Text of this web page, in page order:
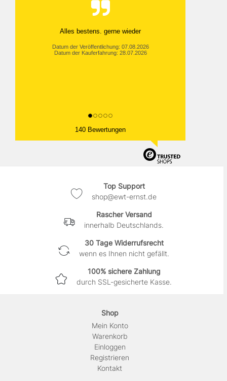
Alles bestens. gerne wieder
Datum der Veröffentlichung: 07.08.2026
Datum der Kauferfahrung: 28.07.2026
140 Bewertungen
Top Support
shop@ewt-ernst.de
Rascher Versand
innerhalb Deutschlands.
30 Tage Widerrufsrecht
wenn es Ihnen nicht gefällt.
100% sichere Zahlung
durch SSL-gesicherte Kasse.
Shop
Mein Konto
Warenkorb
Einloggen
Registrieren
Kontakt